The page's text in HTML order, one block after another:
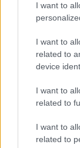
I want to
I want to
related to
device
I want to
related to
I want to
related to
Βάλε